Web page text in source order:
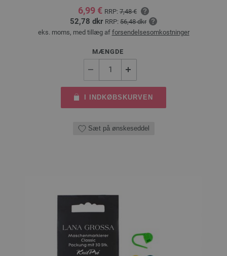
6,99 € RRP: 7,48 €
52,78 dkr RRP: 56,48 dkr
eks. moms, med tillæg af forsendelsesomkostninger
MÆNGDE
I INDKØBSKURVEN
Sæt på ønskeseddel